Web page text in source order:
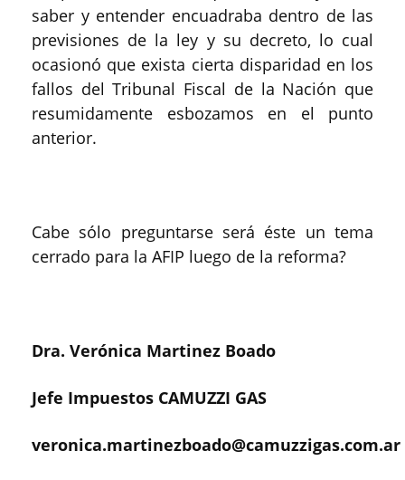
saber y entender encuadraba dentro de las
previsiones de la ley y su decreto, lo cual
ocasionó que exista cierta disparidad en los
fallos del Tribunal Fiscal de la Nación que
resumidamente esbozamos en el punto
anterior.
Cabe sólo preguntarse será éste un tema
cerrado para la AFIP luego de la reforma?
Dra. Verónica Martinez Boado
Jefe Impuestos CAMUZZI GAS
veronica.martinezboado@camuzzigas.com.ar